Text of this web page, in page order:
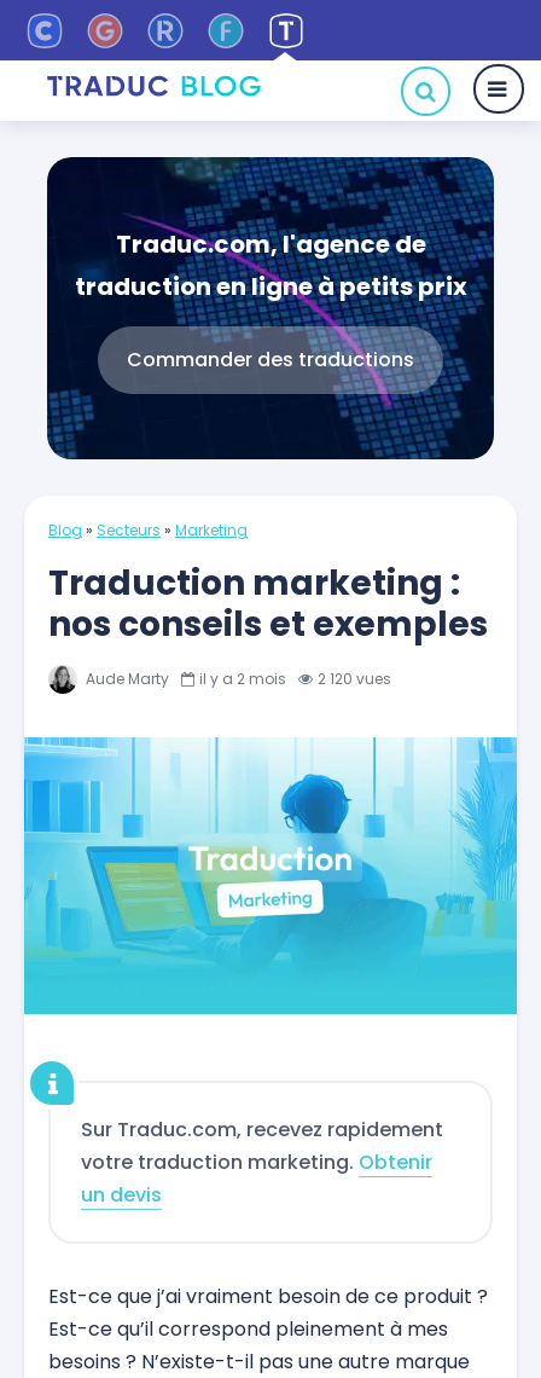
Traduc.com, l'agence de
traduction en ligne à petits prix
Commander des traductions
Blog » Secteurs » Marketing
Traduction marketing :
nos conseils et exemples
Aude Marty il y a 2 mois 2 120 vues
Sur Traduc.com, recevez rapidement
votre traduction marketing. Obtenir
un devis
Est-ce que j’ai vraiment besoin de ce produit ?
Est-ce qu’il correspond pleinement à mes
besoins ? N’existe-t-il pas une autre marque